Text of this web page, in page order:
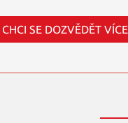
CHCI SE DOZVĚDĚT VÍCE